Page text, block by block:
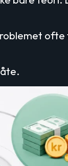
ofte